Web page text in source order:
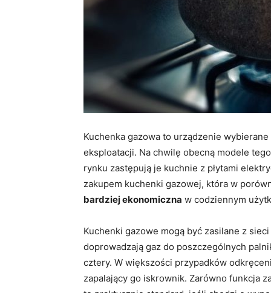
Kuchenka gazowa to urządzenie
eksploatacji. Na chwilę obecną modele
rynku zastępują je kuchnie z płytami
zakupem kuchenki gazowej, która w
bardziej ekonomiczna w codziennym
Kuchenki gazowe mogą być zasilane z
doprowadzają gaz do poszczególnych
cztery. W większości przypadków
zapalający go iskrownik. Zarówno funkcja